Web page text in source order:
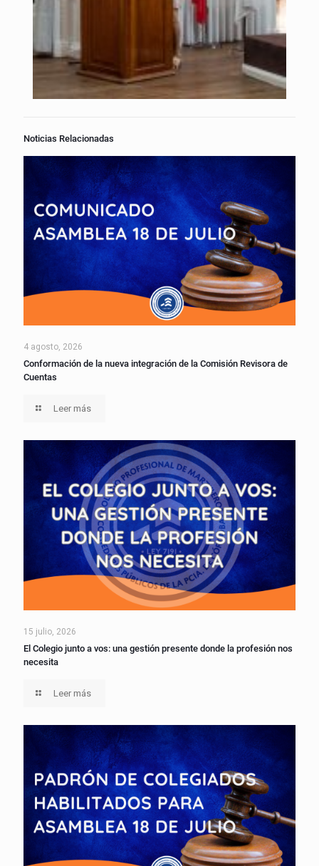
Noticias Relacionadas
4 agosto, 2026
Conformación de la nueva integración de la Comisión Revisora de
Cuentas
Leer más
15 julio, 2026
El Colegio junto a vos: una gestión presente donde la profesión nos
necesita
Leer más